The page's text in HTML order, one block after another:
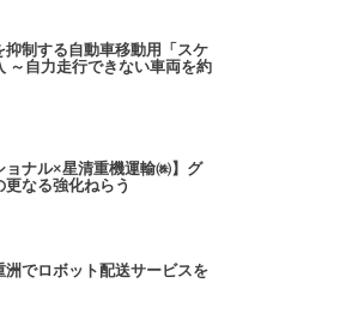
制する自動車移動用「スケ
～自力走行できない車両を約
ョナル×星清重機運輸㈱】グ
なる強化ねらう
でロボット配送サービスを